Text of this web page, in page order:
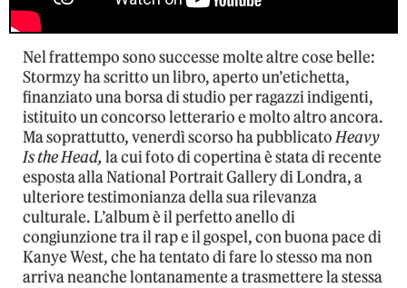
Nel frattempo sono successe molte altre cose belle:
Stormzy ha scritto un libro, aperto un’etichetta,
finanziato una borsa di studio per ragazzi indigenti,
istituito un concorso letterario e molto altro ancora.
Ma soprattutto, venerdì scorso ha pubblicatoHeavy
Is the Head, la cui foto di copertina è stata di recente
esposta alla National Portrait Gallery di Londra, a
ulteriore testimonianza della sua rilevanza
culturale. L’album è il perfetto anello di
congiunzione tra il rap e il gospel, con buona pace di
Kanye West, che ha tentato di fare lo stesso ma non
arriva neanche lontanamente a trasmettere la stessa